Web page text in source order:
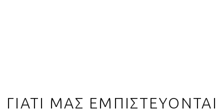
ΓΙΑΤΙ ΜΑΣ ΕΜΠΙΣΤΕΥΟΝΤΑΙ